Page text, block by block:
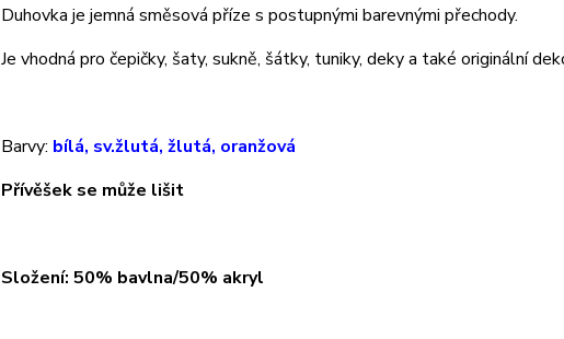
Duhovka je jemná směsová příze s postupnými barevnými přechody.
Je vhodná pro čepičky, šaty, sukně, šátky, tuniky, deky a také originální
Barvy: bílá, sv.žlutá, žlutá, oranžová
Přívěšek se může lišit
Složení: 50% bavlna/50% akryl